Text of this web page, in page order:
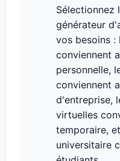
Sélectionnez
générateur
vos besoins :
conviennent
personnelle,
conviennent
d'entreprise,
virtuelles
temporaire,
universitaire